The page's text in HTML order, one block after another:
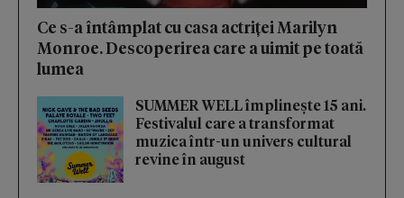
Ce s-a întâmplat cu casa actriței Marilyn
Monroe. Descoperirea care a uimit pe toată
lumea
SUMMER WELL împlinește 15 ani.
Festivalul care a transformat
muzica într-un univers cultural
revine în august